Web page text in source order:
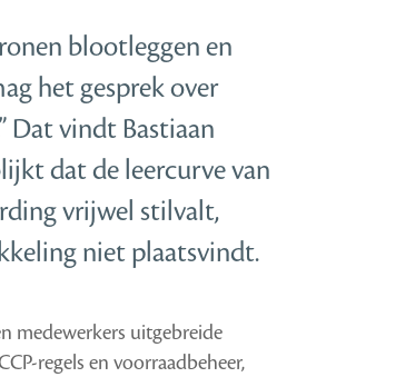
blootleggen en
het gesprek over
Dat vindt Bastiaan
dat de leercurve van
vrijwel stilvalt,
niet plaatsvindt.
medewerkers uitgebreide
regels en voorraadbeheer,